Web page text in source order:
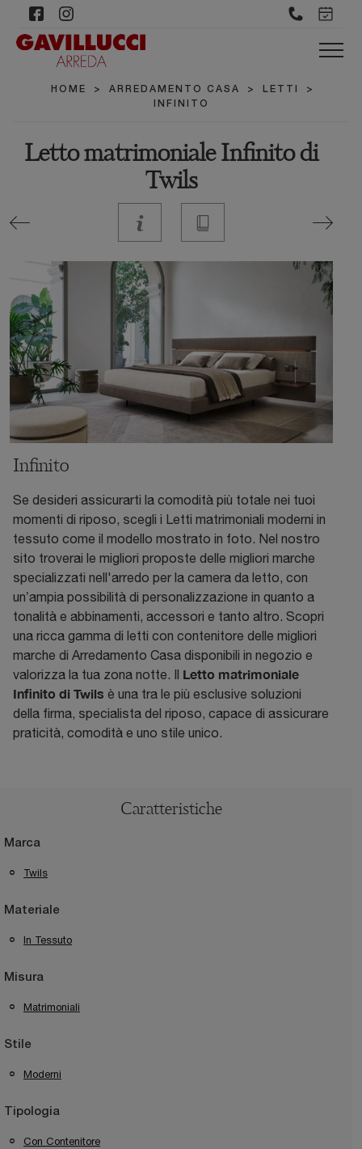
HOME > ARREDAMENTO CASA > LETTI
>
INFINITO
Letto matrimoniale Infinito di
Twils
Infinito
Se desideri assicurarti la comodità più totale nei tuoi
momenti di riposo, scegli i Letti matrimoniali moderni in
tessuto come il modello mostrato in foto. Nel nostro
sito troverai le migliori proposte delle migliori marche
specializzati nell'arredo per la camera da letto, con
un’ampia possibilità di personalizzazione in quanto a
tonalità e abbinamenti, accessori e tanto altro. Scopri
una ricca gamma di letti con contenitore delle migliori
marche di Arredamento Casa disponibili in negozio e
valorizza la tua zona notte. Il Letto matrimoniale
Infinito di Twils è una tra le più esclusive soluzioni
della firma, specialista del riposo, capace di assicurare
praticità, comodità e uno stile unico.
Caratteristiche
Marca
Twils
Materiale
In Tessuto
Misura
Matrimoniali
Stile
Moderni
Tipologia
Con Contenitore